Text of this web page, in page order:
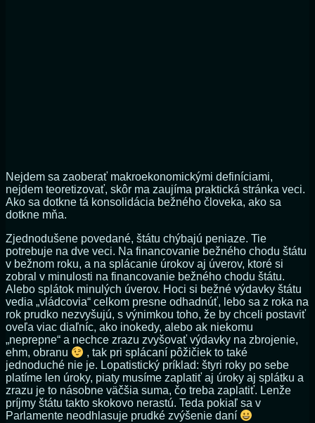
Nejdem sa zaoberať makroekonomickými definíciami,
nejdem teoretizovať, skôr ma zaujíma praktická stránka veci.
Ako sa dotkne tá konsolidácia bežného človeka, ako sa
dotkne mňa.
Zjednodušene povedané, štátu chýbajú peniaze. Tie
potrebuje na dve veci. Na financovanie bežného chodu štátu
v bežnom roku, a na splácanie úrokov aj úverov, ktoré si
zobral v minulosti na financovanie bežného chodu štátu.
Alebo splátok minulých úverov. Hoci si bežné výdavky štátu
vedia „vládcovia“ celkom presne odhadnúť, lebo sa z roka na
rok prudko nezvyšujú, s výnimkou toho, že by chceli postaviť
oveľa viac diaľníc, ako inokedy, alebo ak niekomu
„neprepne“ a nechce zrazu zvyšovať výdavky na zbrojenie,
ehm, obranu
, tak pri splácaní pôžičiek to také
jednoduché nie je. Lopatistický príklad: štyri roky po sebe
platíme len úroky, piaty musíme zaplatiť aj úroky aj splátku a
zrazu je to násobne väčšia suma, čo treba zaplatiť. Lenže
príjmy štátu takto skokovo nerastú. Teda pokiaľ sa v
Parlamente neodhlasuje prudké zvýšenie daní